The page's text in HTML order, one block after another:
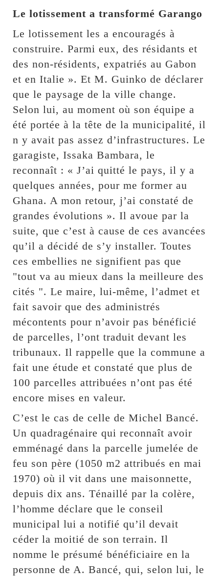
Le lotissement a transformé Garango
Le lotissement les a encouragés à
construire. Parmi eux, des résidants et
des non-résidents, expatriés au Gabon
et en Italie ». Et M. Guinko de déclarer
que le paysage de la ville change.
Selon lui, au moment où son équipe a
été portée à la tête de la municipalité, il
n y avait pas assez d’infrastructures. Le
garagiste, Issaka Bambara, le
reconnaît : « J’ai quitté le pays, il y a
quelques années, pour me former au
Ghana. A mon retour, j’ai constaté de
grandes évolutions ». Il avoue par la
suite, que c’est à cause de ces avancées
qu’il a décidé de s’y installer. Toutes
ces embellies ne signifient pas que
"tout va au mieux dans la meilleure des
cités ". Le maire, lui-même, l’admet et
fait savoir que des administrés
mécontents pour n’avoir pas bénéficié
de parcelles, l’ont traduit devant les
tribunaux. Il rappelle que la commune a
fait une étude et constaté que plus de
100 parcelles attribuées n’ont pas été
encore mises en valeur.
C’est le cas de celle de Michel Bancé.
Un quadragénaire qui reconnaît avoir
emménagé dans la parcelle jumelée de
feu son père (1050 m2 attribués en mai
1970) où il vit dans une maisonnette,
depuis dix ans. Ténaillé par la colère,
l’homme déclare que le conseil
municipal lui a notifié qu’il devait
céder la moitié de son terrain. Il
nomme le présumé bénéficiaire en la
personne de A. Bancé, qui, selon lui, le